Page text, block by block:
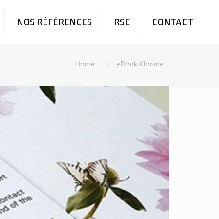
NOS RÉFÉRENCES RSE CONTACT
Home eBook Klorane